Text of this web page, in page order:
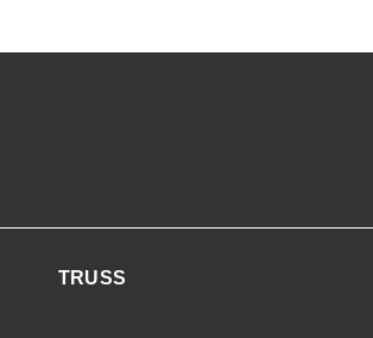
TRUSS